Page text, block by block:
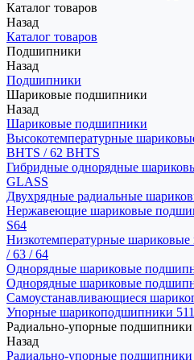
Каталог товаров
Назад
Каталог товаров
Подшипники
Назад
Подшипники
Шариковые подшипники
Назад
Шариковые подшипники
Высокотемпературные
BHTS / 62 BHTS
Гибридные однорядные
GLASS
Двухрядные радиальные
Нержавеющие шариковые
S64
Низкотемпературные
/ 63 / 64
Однорядные шариковые
Однорядные шариковые
Самоустанавливающиеся
Упорные шарикоподшипники 511
Радиально-упорные подшипники
Назад
Радиально-упорные подшипники